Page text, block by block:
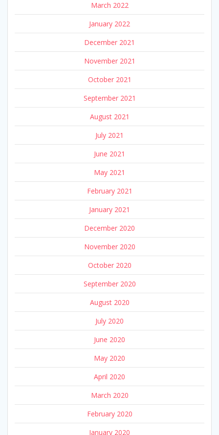
March 2022
January 2022
December 2021
November 2021
October 2021
September 2021
August 2021
July 2021
June 2021
May 2021
February 2021
January 2021
December 2020
November 2020
October 2020
September 2020
August 2020
July 2020
June 2020
May 2020
April 2020
March 2020
February 2020
January 2020